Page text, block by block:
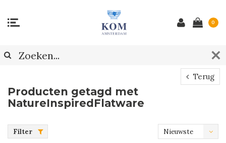
0
Terug
Producten getagd met
NatureInspiredFlatware
Filter
Nieuwste